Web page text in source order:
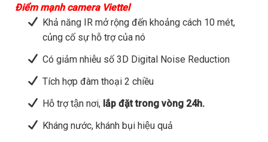
Điểm mạnh camera Viettel
Khả năng IR mở rộng đến khoảng cách 10 mét,
củng cố sự hỗ trợ của nó
Có giảm nhiễu số 3D Digital Noise Reduction
Tích hợp đàm thoại 2 chiều
Hỗ trợ tận nơi,lắp đặt trong vòng 24h.
Kháng nước, khánh bụi hiệu quả